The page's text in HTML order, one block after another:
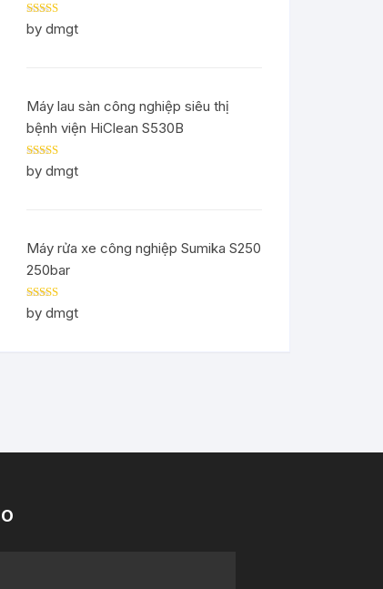
Rated5out
of 5
by dmgt
Máy lau sàn công nghiệp siêu thị
bệnh viện HiClean S530B
Rated5out
of 5
by dmgt
Máy rửa xe công nghiệp Sumika S250
250bar
Rated5out
of 5
by dmgt